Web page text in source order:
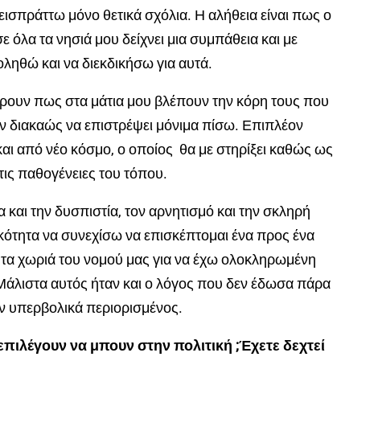
μόνο θετικά σχόλια. Η αλήθεια είναι πως ο
τα νησιά μου δείχνει μια συμπάθεια και με
και να διεκδικήσω για αυτά.
πως στα μάτια μου βλέπουν την κόρη τους που
διακαώς να επιστρέψει μόνιμα πίσω. Επιπλέον
από νέο κόσμο, ο οποίος θα με στηρίξει καθώς ως
παθογένειες του τόπου.
την δυσπιστία, τον αρνητισμό και την σκληρή
να συνεχίσω να επισκέπτομαι ένα προς ένα
χωριά του νομού μας για να έχω ολοκληρωμένη
αυτός ήταν και ο λόγος που δεν έδωσα πάρα
υπερβολικά περιορισμένος.
να μπουν στην πολιτική ;Έχετε δεχτεί